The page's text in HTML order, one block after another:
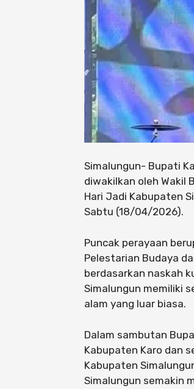
Simalungun- Bupati
diwakilkan oleh Wakil
Hari Jadi Kabupaten
Sabtu (18/04/2026).
Puncak perayaan
Pelestarian Budaya
berdasarkan naskah
Simalungun memiliki
alam yang luar biasa.
Dalam sambutan
Kabupaten Karo dan
Kabupaten
Simalungun semakin